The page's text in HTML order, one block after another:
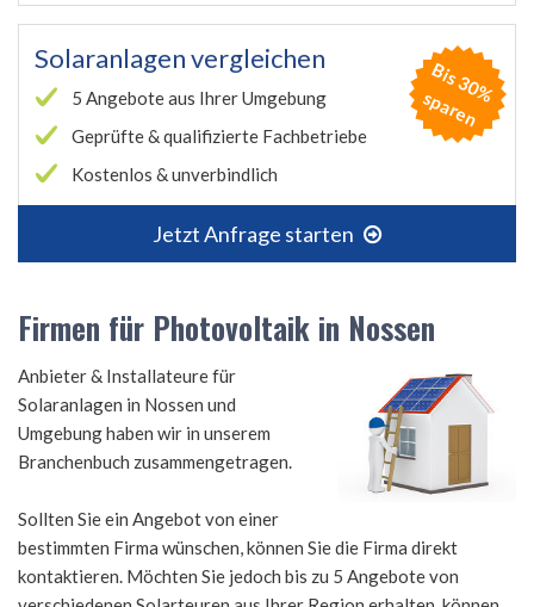
Solaranlagen vergleichen
5 Angebote aus Ihrer Umgebung
Geprüfte & qualifizierte Fachbetriebe
Kostenlos & unverbindlich
Jetzt Anfrage starten
B
is
3
0
%
s
p
a
r
e
n
Firmen für Photovoltaik in Nossen
Anbieter & Installateure für
Solaranlagen in Nossen und
Umgebung haben wir in unserem
Branchenbuch zusammengetragen.
Sollten Sie ein Angebot von einer
bestimmten Firma wünschen, können Sie die Firma direkt
kontaktieren. Möchten Sie jedoch bis zu 5 Angebote von